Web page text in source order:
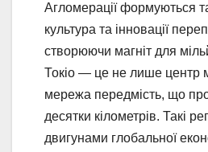
Агломерації формуються
культура та інновації
створюючи магніт для
Токіо — це не лише центр
мережа передмість, що
десятки кілометрів. Такі
двигунами глобальної